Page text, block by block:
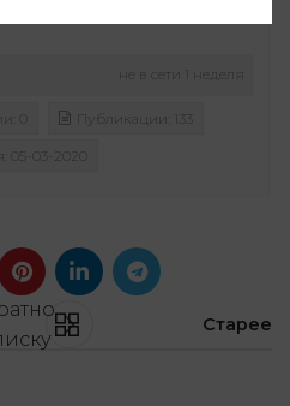
не в сети 1 неделя
0 Публикации: 133
05-03-2020
Старее